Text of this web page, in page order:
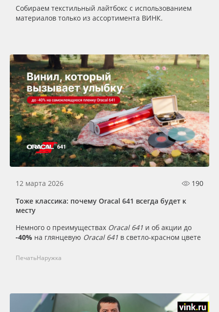
Собираем текстильный лайтбокс с использованием
материалов только из ассортимента ВИНК.
12 марта 2026
190
Тоже классика: почему Oracal 641 всегда будет к
месту
Немного о преимуществах Oracal 641 и об акции до
-40% на глянцевую Oracal 641 в светло-красном цвете
ПечатьНаружка